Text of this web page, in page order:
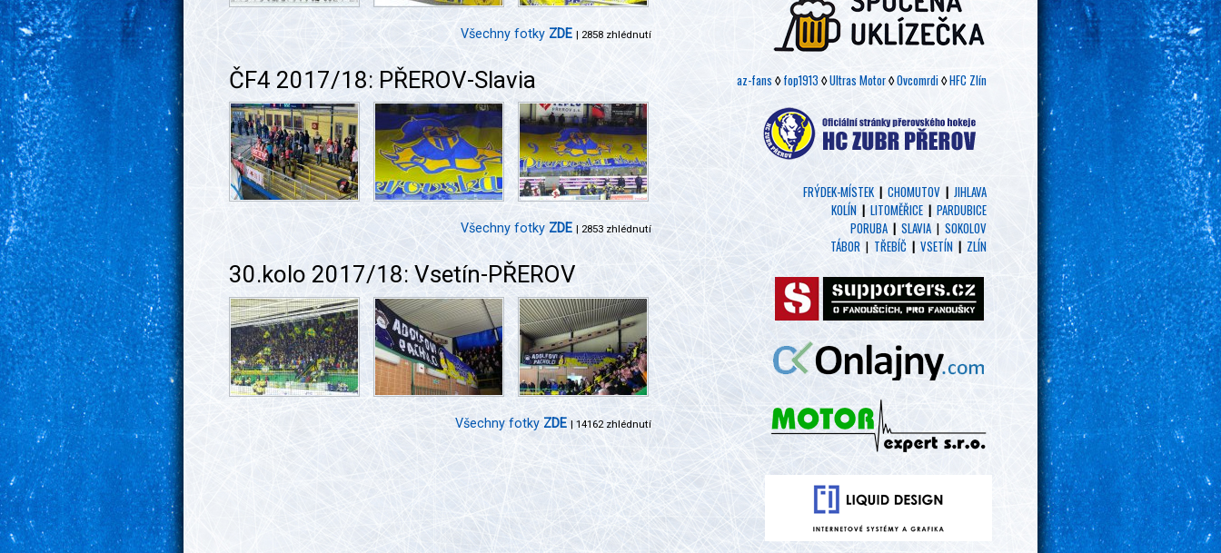
| 2858 zhlédnutí
Všechny fotky ZDE
ČF4 2017/18: PŘEROV-Slavia
| 2853 zhlédnutí
Všechny fotky ZDE
30.kolo 2017/18: Vsetín-PŘEROV
| 14162 zhlédnutí
Všechny fotky ZDE
az-fans ◊fop1913 ◊Ultras Motor◊Ovcomrdi◊HFC Zlín
FRÝDEK-MÍSTEK| CHOMUTOV | JIHLAVA
KOLÍN | LITOMĚŘICE | PARDUBICE
PORUBA | SLAVIA | SOKOLOV
TÁBOR | TŘEBÍČ | VSETÍN | ZLÍN